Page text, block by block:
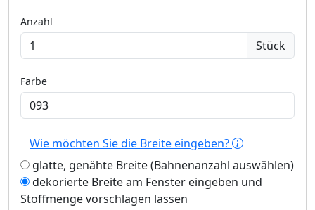
Anzahl
Stück
Farbe
Wie möchten Sie die Breite eingeben?
glatte, genähte Breite (Bahnenanzahl auswählen)
dekorierte Breite am Fenster eingeben und
Stoffmenge vorschlagen lassen